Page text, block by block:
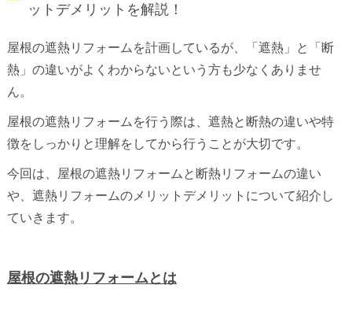
ットデメリットを解説！
屋根の遮熱リフォームを計画しているが、「遮熱」と「断
熱」の違いがよくわからないという方も少なくありませ
ん。
屋根の遮熱リフォームを行う際は、遮熱と断熱の違いや特
徴をしっかりと理解をしてから行うことが大切です。
今回は、屋根の遮熱リフォームと断熱リフォームの違い
や、遮熱リフォームのメリットデメリットについて紹介し
ていきます。
屋根の遮熱リフォームとは